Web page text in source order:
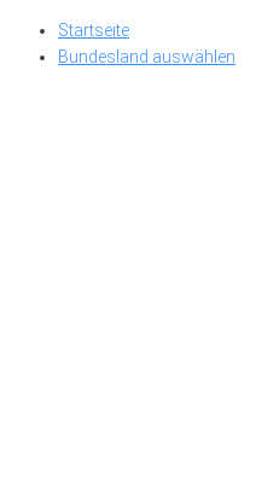
Skip
Startseite
Bundesland auswählen